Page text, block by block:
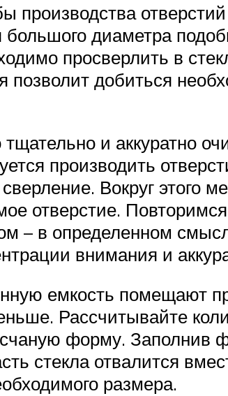
производства
большого диаметра
просверлить в
позволит добиться
и аккуратно
производить
Вокруг этого
отверстие.
– в определенном
внимания и
емкость помещают
Рассчитывайте
форму. Заполнив
стекла отвалится
размера.